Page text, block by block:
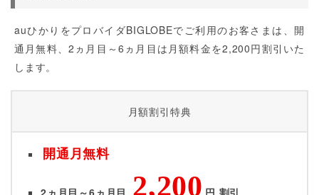
auひかりをプロバイダBIGLOBEでご利用のお客さまは、開
通月無料、2ヵ月目～6ヵ月目は月額料金を2,200円割引いた
します。
月額割引特典
開通月無料
2ヵ月目～6ヵ月目 2,200 円 割引